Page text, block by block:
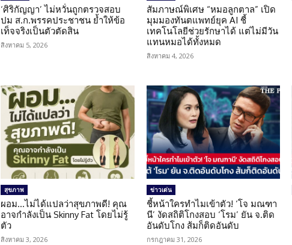
‘ศิริกัญญา’ ไม่หวั่นถูกตรวจสอบ
ปม ส.ก.พรรคประชาชน ย้ำให้ข้อ
เท็จจริงเป็นตัวตัดสิน
สิงหาคม 5, 2026
สัมภาษณ์พิเศษ “หมอลูกตาล” เปิด
มุมมองทันตแพทย์ยุค AI ชี้
เทคโนโลยีช่วยรักษาได้ แต่ไม่มีวัน
แทนหมอได้ทั้งหมด
สิงหาคม 4, 2026
สุขภาพ
ผอม…ไม่ได้แปลว่าสุขภาพดี! คุณ
อาจกำลังเป็น Skinny Fat โดยไม่รู้
ตัว
สิงหาคม 3, 2026
ข่าวเด่น
ชี้หน้าใครทำไมเข้าตัว! ‘โจ มณฑา
นี’ งัดสถิติโกงสอบ ‘โรม’ ยัน จ.ติด
อันดับโกง ส้มก็ติดอันดับ
กรกฎาคม 31, 2026